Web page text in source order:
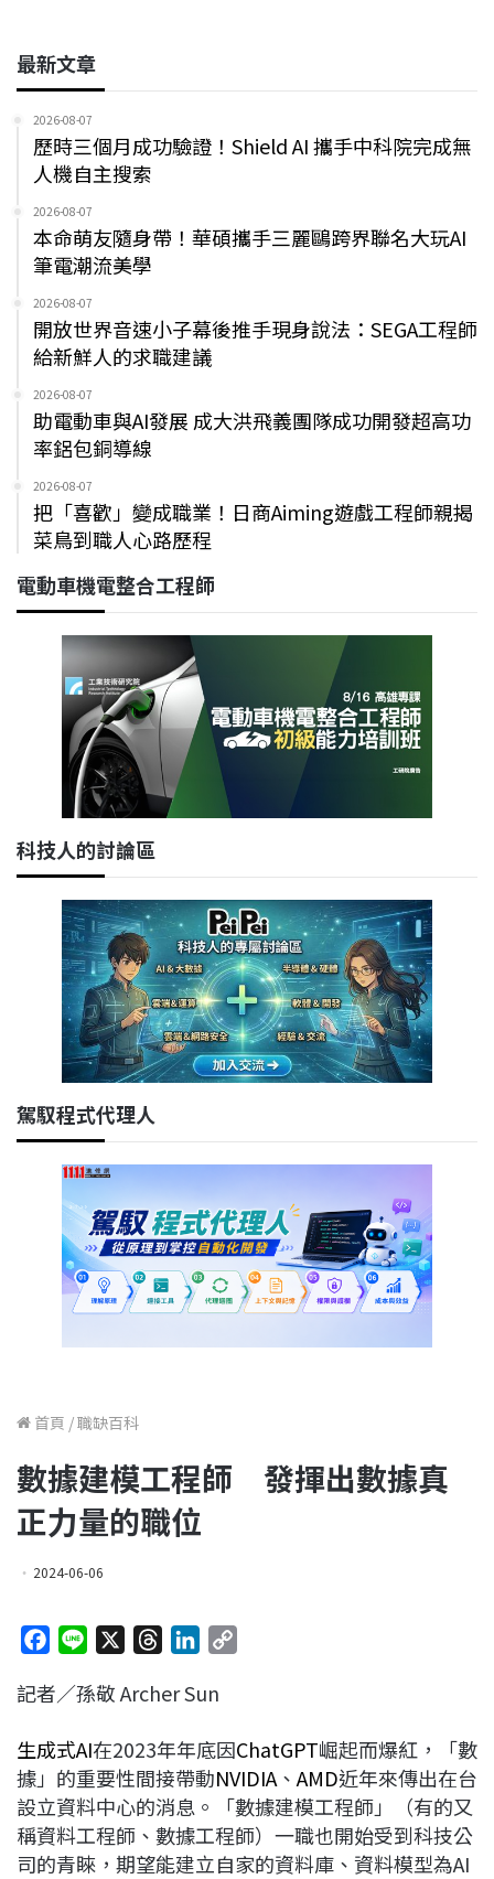
最新文章
2026-08-07
歷時三個月成功驗證！Shield AI 攜手中科院完成無
人機自主搜索
2026-08-07
本命萌友隨身帶！華碩攜手三麗鷗跨界聯名大玩AI
筆電潮流美學
2026-08-07
開放世界音速小子幕後推手現身說法：SEGA工程師
給新鮮人的求職建議
2026-08-07
助電動車與AI發展 成大洪飛義團隊成功開發超高功
率鋁包銅導線
2026-08-07
把「喜歡」變成職業！日商Aiming遊戲工程師親揭
菜鳥到職人心路歷程
電動車機電整合工程師
科技人的討論區
駕馭程式代理人